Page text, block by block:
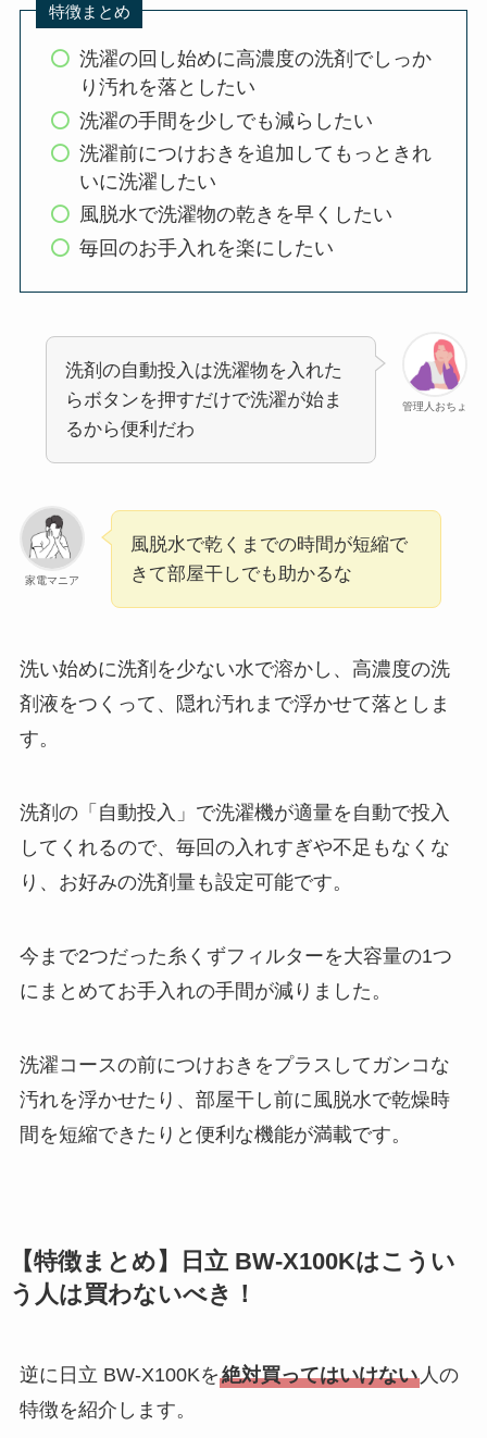
特徴まとめ
洗濯の回し始めに高濃度の洗剤でしっか
り汚れを落としたい
洗濯の手間を少しでも減らしたい
洗濯前につけおきを追加してもっときれ
いに洗濯したい
風脱水で洗濯物の乾きを早くしたい
毎回のお手入れを楽にしたい
管理人おちょ
洗剤の自動投入は洗濯物を入れた
らボタンを押すだけで洗濯が始ま
るから便利だわ
家電マニア
風脱水で乾くまでの時間が短縮で
きて部屋干しでも助かるな
洗い始めに洗剤を少ない水で溶かし、高濃度の洗
剤液をつくって、隠れ汚れまで浮かせて落としま
す。
洗剤の「自動投入」で洗濯機が適量を自動で投⼊
してくれるので、毎回の⼊れすぎや不⾜もなくな
り、お好みの洗剤量も設定可能です。
今まで2つだった糸くずフィルターを大容量の1つ
にまとめてお手入れの手間が減りました。
洗濯コースの前につけおきをプラスしてガンコな
汚れを浮かせたり、部屋干し前に風脱水で乾燥時
間を短縮できたりと便利な機能が満載です。
【特徴まとめ】日立 BW-X100Kはこうい
う人は買わないべき！
逆に日立 BW-X100Kを絶対買ってはいけない人の
特徴を紹介します。